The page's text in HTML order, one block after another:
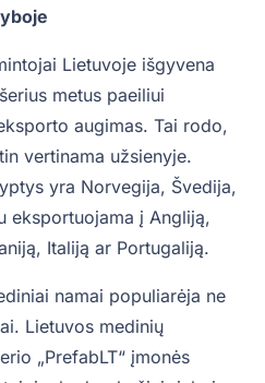
Lietuvoje išgyvena
metus paeiliui
augimas. Tai rodo,
vertinama užsienyje.
yra Norvegija, Švedija,
eksportuojama į Angliją,
Italiją ar Portugaliją.
namai populiarėja ne
Lietuvos medinių
„PrefabLT“ įmonės